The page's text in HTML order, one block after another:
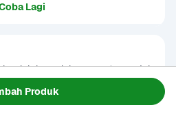
Produk
Lagi
adalah produk perawatan wajah
bahan-bahan yang